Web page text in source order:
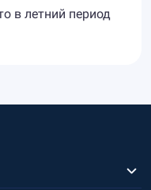
в летний период